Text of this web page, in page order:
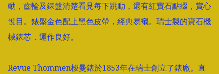
動，齒輪及錶盤清楚看見每下跳動，還有紅寶石點綴，賞心
悅目。錶盤金色配上黑色皮帶，經典易襯。瑞士製的寶石機
械錶芯，運作良好。
Revue Thommen梭曼錶於1853年在瑞士創立了錶廠。直